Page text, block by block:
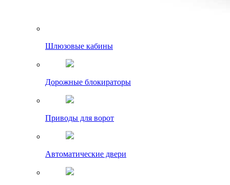
Шлюзовые кабины
Дорожные блокираторы
Приводы для ворот
Автоматические двери